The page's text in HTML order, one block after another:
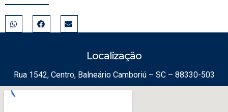
Localização
Rua 1542, Centro, Balneário Camboriú – SC – 88330-503